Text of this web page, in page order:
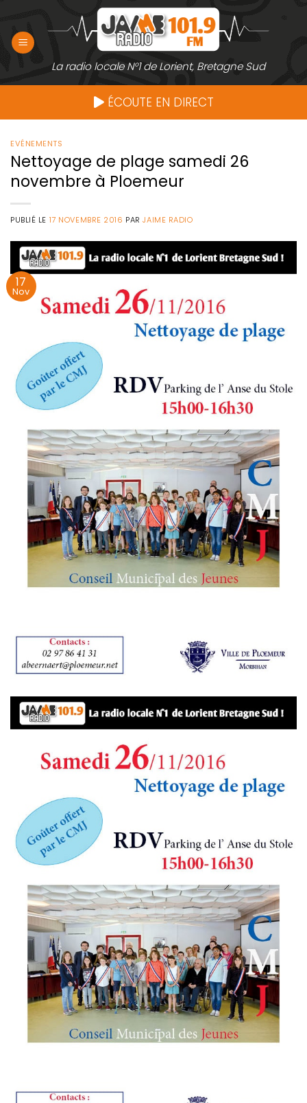
contenu
La radio locale N°1 de Lorient, Bretagne Sud
ÉCOUTE EN DIRECT
EVÉNEMENTS
Nettoyage de plage samedi 26
novembre à Ploemeur
PUBLIÉ LE 17 NOVEMBRE 2016 PARJAIME RADIO
17
Nov